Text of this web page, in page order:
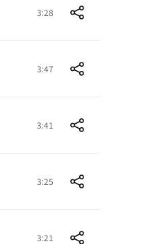
3:28
3:47
3:41
3:25
3:21